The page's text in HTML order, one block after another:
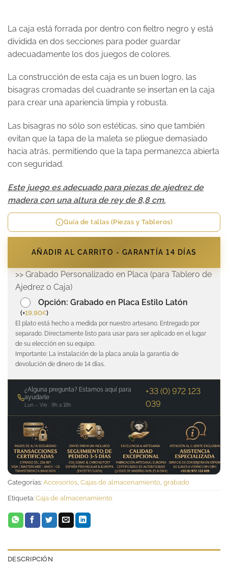
La caja está forrada por dentro con fieltro negro y está
dividida en dos secciones para poder guardar
adecuadamente los dos juegos de colores.
La construcción de esta caja es un buen logro, las
bisagras cromadas del cuadrante se insertan en la caja
para crear una apariencia limpia y robusta.
Las bisagras no sólo son estéticas, sino que también
evitan que la tapa de la maleta se pliegue demasiado
hacia atrás, permitiendo que la tapa permanezca abierta
con seguridad.
Este juego es adecuado para piezas de ajedrez de
madera con una altura de rey de 8,8 cm.
Guía de tallas (Piezas y Tableros)
AÑADIR AL CARRITO - GARANTÍA 14 DÍAS
>> Grabado Personalizado en Placa (para Tablero de
Ajedrez o Caja)
Opción: Grabado en Placa Estilo Latón
(+19.90€)
El plato está hecho a medida por nuestro artesano. Entregado por
separado. Directamente listo para usar para ser aplicado en el lugar
de su elección en su equipo.
Importante: La instalación de la placa anula la garantía de
devolución de dinero de 14 días.
¿Alguna pregunta? Estamos aquí para
ayudarle
Lun – Vie · 9h a 18h
+33 (0) 972 123
039
Categorías: Accesorios, Cajas de almacenamiento, grabado
Etiqueta: Caja de almacenamiento
DESCRIPCIÓN